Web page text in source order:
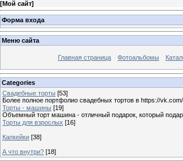
[Мой сайт]
Форма входа
Меню сайта
Главная страница Фотоальбомы
Categories
Свадебные торты [53]
Более полное портфолио свадебных тортов в https://
Торты - машины [19]
Объемный торт машина - отличный подарок, который
Торты для взрослых [16]
Капкейки [38]
А что внутри? [18]